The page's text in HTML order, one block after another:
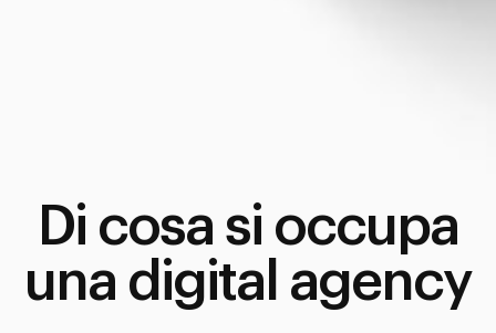
Di cosa si occupa
una digital agency